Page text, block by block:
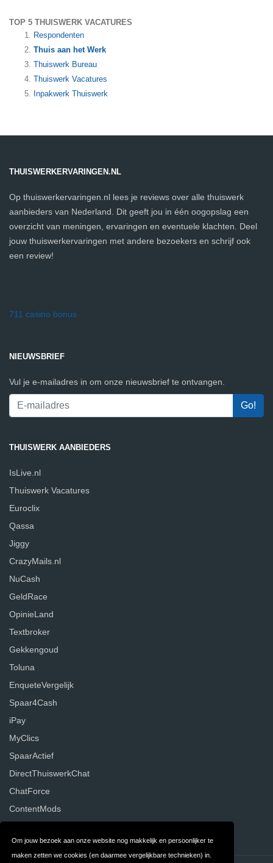
Om jouw bezoek aan onze website nog makkelijk en persoonlijker te
maken zetten we cookies (en daarmee vergelijkbare technieken) in.
TOP 5 THUISWERK VACATURES
Respondenten
Thuis aan het Werk
Thuiswerk Bureau
Thuiswerk Vacatures
Inpakwerk Thuiswerk
THUISWERKERVARINGEN.NL
Op thuiswerkervaringen.nl lees je reviews over alle thuiswerk
aanbieders van Nederland. Dit geeft jou in één oogopslag een
overzicht van meningen, ervaringen en eventuele klachten. Deel
jouw thuiswerkervaringen met andere bezoekers en schrijf ook
een review!
711 casino bonus
NIEUWSBRIEF
Vul je e-mailadres in om onze nieuwsbrief te ontvangen.
THUISWERK AANBIEDERS
IsLive.nl
Thuiswerk Vacatures
Euroclix
Qassa
Jiggy
CrazyMails.nl
NuCash
GeldRace
OpinieLand
Textbroker
Gekkengoud
Toluna
EnqueteVergelijk
Spaar4Cash
iPay
MyClics
SpaarActief
DirectThuiswerkChat
ChatForce
ContentMods